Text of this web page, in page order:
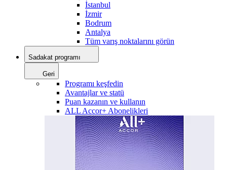
İstanbul
İzmir
Bodrum
Antalya
Tüm varış noktalarını görün
Sadakat programı
Geri
Programı keşfedin
Avantajlar ve statü
Puan kazanın ve kullanın
ALL Accor+ Abonelikleri